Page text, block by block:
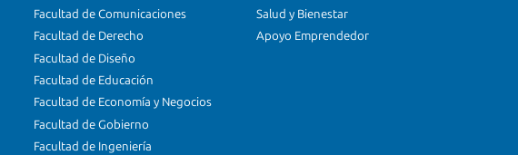
Facultad de Comunicaciones
Facultad de Derecho
Facultad de Diseño
Facultad de Educación
Facultad de Economía y Negocios
Facultad de Gobierno
Facultad de Ingeniería
Salud y Bienestar
Apoyo Emprendedor